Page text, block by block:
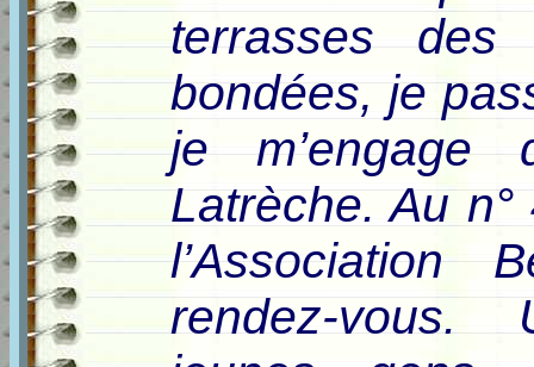
terrasses
bondées, je
je
Latrèche. Au
l’Association
rendez-